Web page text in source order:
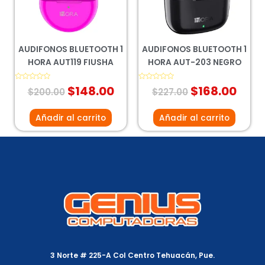
AUDIFONOS BLUETOOTH 1
HORA AUT119 FIUSHA
Valorado
$200.00 $148.00
Añadir al carrito
AUDIFONOS BLUETOOTH 1
HORA AUT-203 NEGRO
Valorado
$227.00 $168.00
Añadir al carrito
3 Norte # 225-A Col Centro Tehuacán, Pue.